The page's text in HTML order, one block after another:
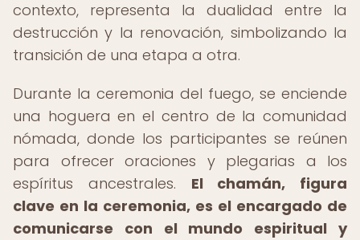
contexto, representa la dualidad entre la
destrucción y la renovación, simbolizando la
transición de una etapa a otra.
Durante la ceremonia del fuego, se enciende
una hoguera en el centro de la comunidad
nómada, donde los participantes se reúnen
para ofrecer oraciones y plegarias a los
espíritus ancestrales. El chamán, figura
clave en la ceremonia, es el encargado de
comunicarse con el mundo espiritual y